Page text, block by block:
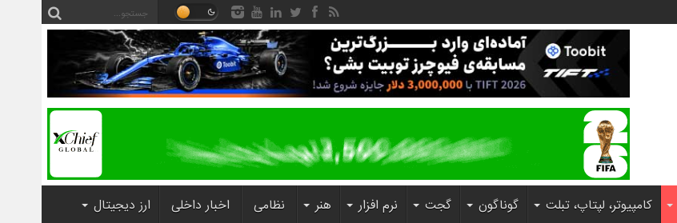
کامپیوتر، لپتاپ، تبلت گوناگون گجت نرم افزار هنر نظامی اخبار داخلی ارز دیجیتال